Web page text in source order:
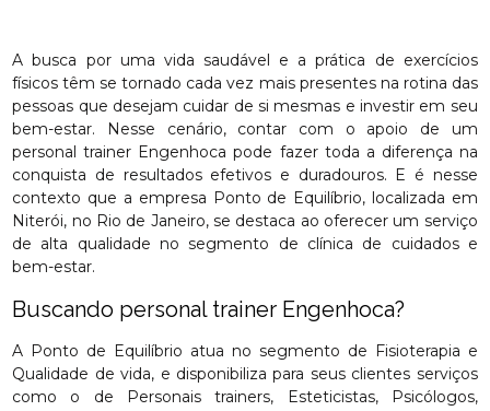
A busca por uma vida saudável e a prática de exercícios
físicos têm se tornado cada vez mais presentes na rotina das
pessoas que desejam cuidar de si mesmas e investir em seu
bem-estar. Nesse cenário, contar com o apoio de um
personal trainer Engenhoca pode fazer toda a diferença na
conquista de resultados efetivos e duradouros. E é nesse
contexto que a empresa Ponto de Equilíbrio, localizada em
Niterói, no Rio de Janeiro, se destaca ao oferecer um serviço
de alta qualidade no segmento de clínica de cuidados e
bem-estar.
Buscando personal trainer Engenhoca?
A Ponto de Equilíbrio atua no segmento de Fisioterapia e
Qualidade de vida, e disponibiliza para seus clientes serviços
como o de Personais trainers, Esteticistas, Psicólogos,